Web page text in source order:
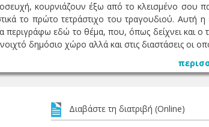
κουρνιάζουν έξω από το κλεισμένο σου
το πρώτο τετράστιχο του τραγουδιού. Αυτή
εδώ το θέμα, που, όπως δείχνει και ο
δημόσιο χώρο αλλά και στις διαστάσεις οι
Διαβάστε τη διατριβή (Online)